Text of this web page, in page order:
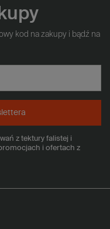
kod na zakupy i bądź na
z tektury falistej i
i ofertach z